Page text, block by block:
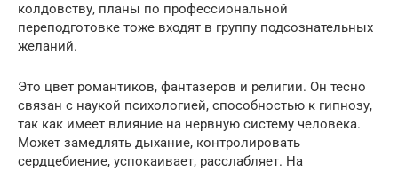
колдовству, планы по профессиональной
переподготовке тоже входят в группу подсознательных
желаний.
Это цвет романтиков, фантазеров и религии. Он тесно
связан с наукой психологией, способностью к гипнозу,
так как имеет влияние на нервную систему человека.
Может замедлять дыхание, контролировать
сердцебиение, успокаивает, расслабляет. На